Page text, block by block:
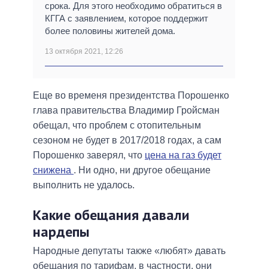
срока. Для этого необходимо обратиться в
КГГА с заявлением, которое поддержит
более половины жителей дома.
13 октября 2021, 12:26
Еще во временя президентства Порошенко
глава правительства Владимир Гройсман
обещал, что проблем с отопительным
сезоном не будет в 2017/2018 годах, а сам
Порошенко заверял, что цена на газ будет
снижена . Ни одно, ни другое обещание
выполнить не удалось.
Какие обещания давали
нардепы
Народные депутаты также «любят» давать
обещания по тарифам, в частности, они